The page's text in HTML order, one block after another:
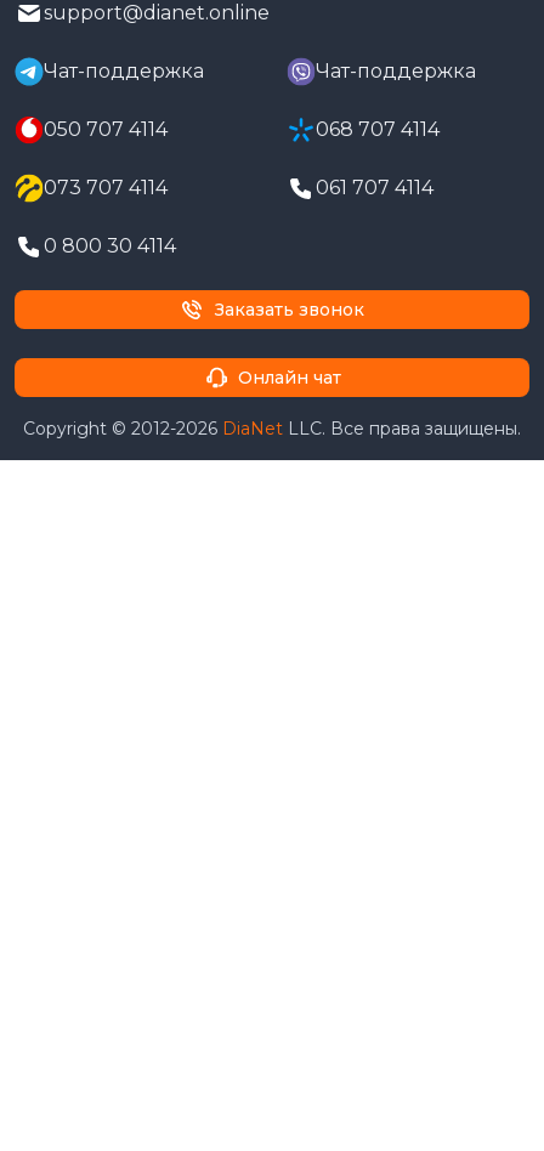
support@dianet.online
Чат-поддержка Чат-поддержка
050 707 4114 068 707 4114
073 707 4114 061 707 4114
0 800 30 4114
Заказать звонок
Онлайн чат
Copyright © 2012-2026 DiaNet LLC. Все права защищены.